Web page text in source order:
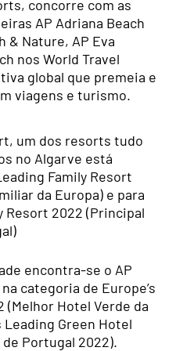
concorre com as
AP Adriana Beach
& Nature, AP Eva
nos World Travel
global que premeia e
viagens e turismo.
um dos resorts tudo
no Algarve está
Family Resort
da Europa) e para
Resort 2022 (Principal
encontra-se o AP
categoria de Europe’s
(Melhor Hotel Verde da
Leading Green Hotel
Portugal 2022).